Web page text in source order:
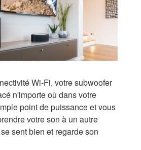
Wi-Fi, votre subwoofer
n'importe où dans votre
point de puissance et vous
votre son à un autre
sent bien et regarde son